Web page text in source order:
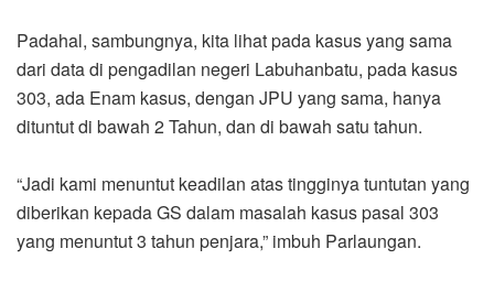
Padahal, sambungnya, kita lihat pada kasus yang sama
dari data di pengadilan negeri Labuhanbatu, pada kasus
303, ada Enam kasus, dengan JPU yang sama, hanya
dituntut di bawah 2 Tahun, dan di bawah satu tahun.
“Jadi kami menuntut keadilan atas tingginya tuntutan yang
diberikan kepada GS dalam masalah kasus pasal 303
yang menuntut 3 tahun penjara,” imbuh Parlaungan.